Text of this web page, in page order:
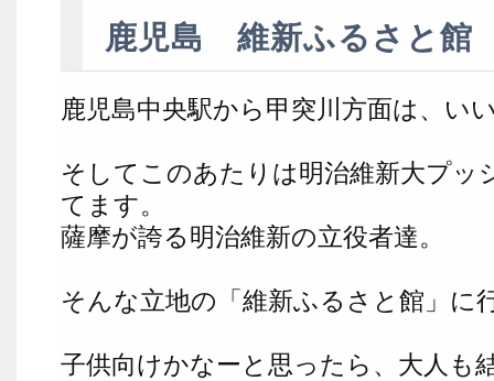
鹿児島 維新ふるさと館
鹿児島中央駅から甲突川方面は、い
そしてこのあたりは明治維新大プッ
てます。
薩摩が誇る明治維新の立役者達。
そんな立地の「維新ふるさと館」に
子供向けかなーと思ったら、大人も